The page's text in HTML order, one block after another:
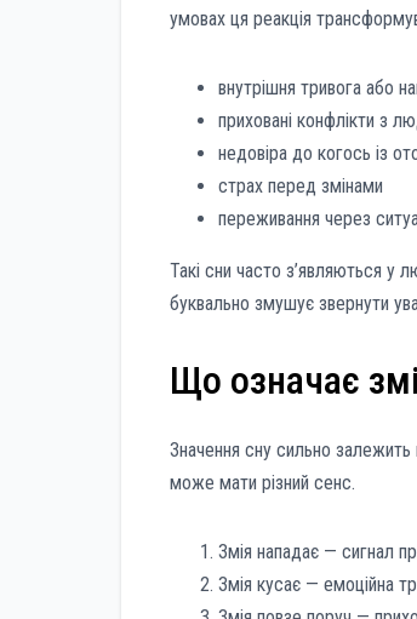
умовах ця реакція
внутрішня тривога або
приховані конфлікти з
недовіра до когось із
страх перед змінами
переживання через
Такі сни часто з’являються у
буквально змушує звернути
Що означає
Значення сну сильно залежить
може мати різний сенс.
Змія нападає — сигнал
Змія кусає — емоційна